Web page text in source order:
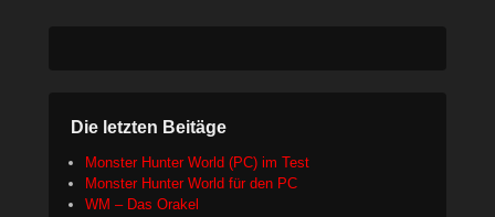
Die letzten Beitäge
Monster Hunter World (PC) im Test
Monster Hunter World für den PC
WM – Das Orakel